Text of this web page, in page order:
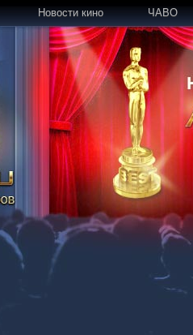
Новости кино ЧАВО